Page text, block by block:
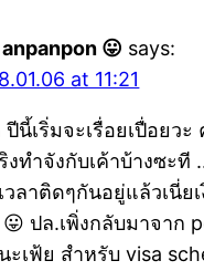
anpanpon 😛 says:
at 11:21
นี้เริ่มจะเรื่อยเปื่อยวะ
งทำจังกับเค้าบ้างซะที
วลาติดๆกันอยู่แล้วเนี่ย
ปล.เพิ่งกลับมาจาก
ะเฟ้ย สำหรับ visa